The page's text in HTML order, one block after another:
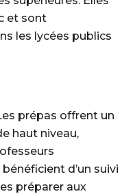
et sont
les lycées publics
prépas offrent un
haut niveau,
d’un suivi
préparer aux